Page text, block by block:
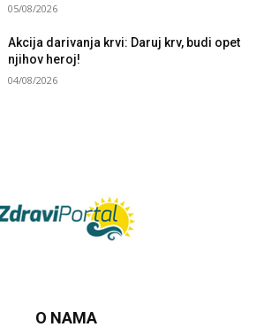
05/08/2026
Akcija darivanja krvi: Daruj krv, budi opet
njihov heroj!
04/08/2026
O NAMA